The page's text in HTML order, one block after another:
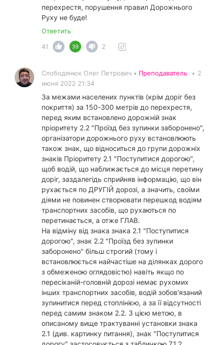
перехрестя, порушення правил Дорожнього
Руху не буде!
Ответить
41
39 2
Слободянюк Олег Петрович • Преподаватель • 2
июня 2022 21:34
За межами населених пунктів (крім доріг без
покриття) за 150-300 метрів до перехрестя,
перед яким встановлено дорожній знак
пріоритету 2.2 "Проїзд без зупинки заборонено",
організатори дорожнього руху встановлюють
також знак, що відноситься до групи дорожніх
знаків Пріоритету 2.1 "Поступитися дорогою",
щоб водій, що наближається до місця перетину
доріг, заздалегідь сприйняв інформацію, що він
рухається по ДРУГІЙ дорозі, а значить, своїми
діями не повинен створювати перешкод водіям
транспортних засобів, що рухаються по
перетинається, а отже ГЛАВ.
На відміну від знака знака 2.1 "Поступитися
дорогою", знак 2.2 "Проїзд без зупинки
заборонено" більш строгий (тому і
встановлюється найчастіше на ділянках дорого
з обмеженою оглядовістю) навіть якщо по
пересіканій-головній дорозі немає рухомих
інших транспортних засобів, водій зобов'язаний
зупинитися перед стоплінією, а за її відсутності
перед самим знаком 2.2. З цією метою, в
описаному вище трактуванні установки знака
2.1 (див. картинку питання), знак "Поступитися